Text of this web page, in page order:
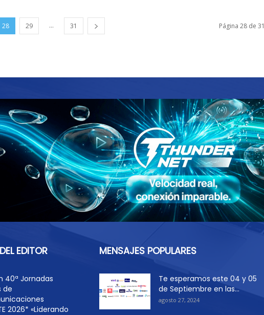
28 29 ... 31 Página 28 de 31
EDITOR
40ª Jornadas
de
2026* «Liderando
MENSAJES POPULARES
Te esperamos este 04 y 05
de Septiembre en las...
agosto 27, 2024